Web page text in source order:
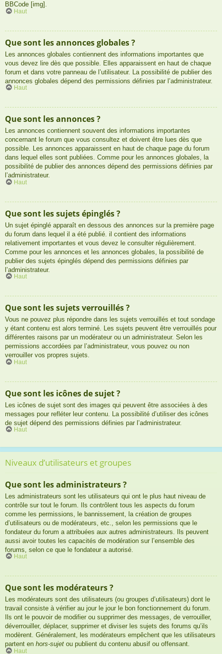
BBCode [img].
Haut
Que sont les annonces globales ?
Les annonces globales contiennent des informations importantes que
vous devez lire dès que possible. Elles apparaissent en haut de chaque
forum et dans votre panneau de l’utilisateur. La possibilité de publier des
annonces globales dépend des permissions définies par l’administrateur.
Haut
Que sont les annonces ?
Les annonces contiennent souvent des informations importantes
concernant le forum que vous consultez et doivent être lues dès que
possible. Les annonces apparaissent en haut de chaque page du forum
dans lequel elles sont publiées. Comme pour les annonces globales, la
possibilité de publier des annonces dépend des permissions définies par
l’administrateur.
Haut
Que sont les sujets épinglés ?
Un sujet épinglé apparaît en dessous des annonces sur la première page
du forum dans lequel il a été publié. il contient des informations
relativement importantes et vous devez le consulter régulièrement.
Comme pour les annonces et les annonces globales, la possibilité de
publier des sujets épinglés dépend des permissions définies par
l’administrateur.
Haut
Que sont les sujets verrouillés ?
Vous ne pouvez plus répondre dans les sujets verrouillés et tout sondage
y étant contenu est alors terminé. Les sujets peuvent être verrouillés pour
différentes raisons par un modérateur ou un administrateur. Selon les
permissions accordées par l’administrateur, vous pouvez ou non
verrouiller vos propres sujets.
Haut
Que sont les icônes de sujet ?
Les icônes de sujet sont des images qui peuvent être associées à des
messages pour refléter leur contenu. La possibilité d’utiliser des icônes
de sujet dépend des permissions définies par l’administrateur.
Haut
Niveaux d’utilisateurs et groupes
Que sont les administrateurs ?
Les administrateurs sont les utilisateurs qui ont le plus haut niveau de
contrôle sur tout le forum. Ils contrôlent tous les aspects du forum
comme les permissions, le bannissement, la création de groupes
d’utilisateurs ou de modérateurs, etc., selon les permissions que le
fondateur du forum a attribuées aux autres administrateurs. Ils peuvent
aussi avoir toutes les capacités de modération sur l’ensemble des
forums, selon ce que le fondateur a autorisé.
Haut
Que sont les modérateurs ?
Les modérateurs sont des utilisateurs (ou groupes d’utilisateurs) dont le
travail consiste à vérifier au jour le jour le bon fonctionnement du forum.
Ils ont le pouvoir de modifier ou supprimer des messages, de verrouiller,
déverrouiller, déplacer, supprimer et diviser les sujets des forums qu’ils
modèrent. Généralement, les modérateurs empêchent que les utilisateurs
partent en hors-sujet ou publient du contenu abusif ou offensant.
Haut